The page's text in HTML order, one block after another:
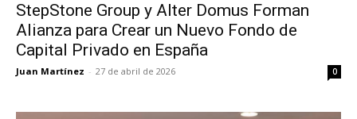
StepStone Group y Alter Domus Forman
Alianza para Crear un Nuevo Fondo de
Capital Privado en España
Juan Martínez - 27 de abril de 2026 0